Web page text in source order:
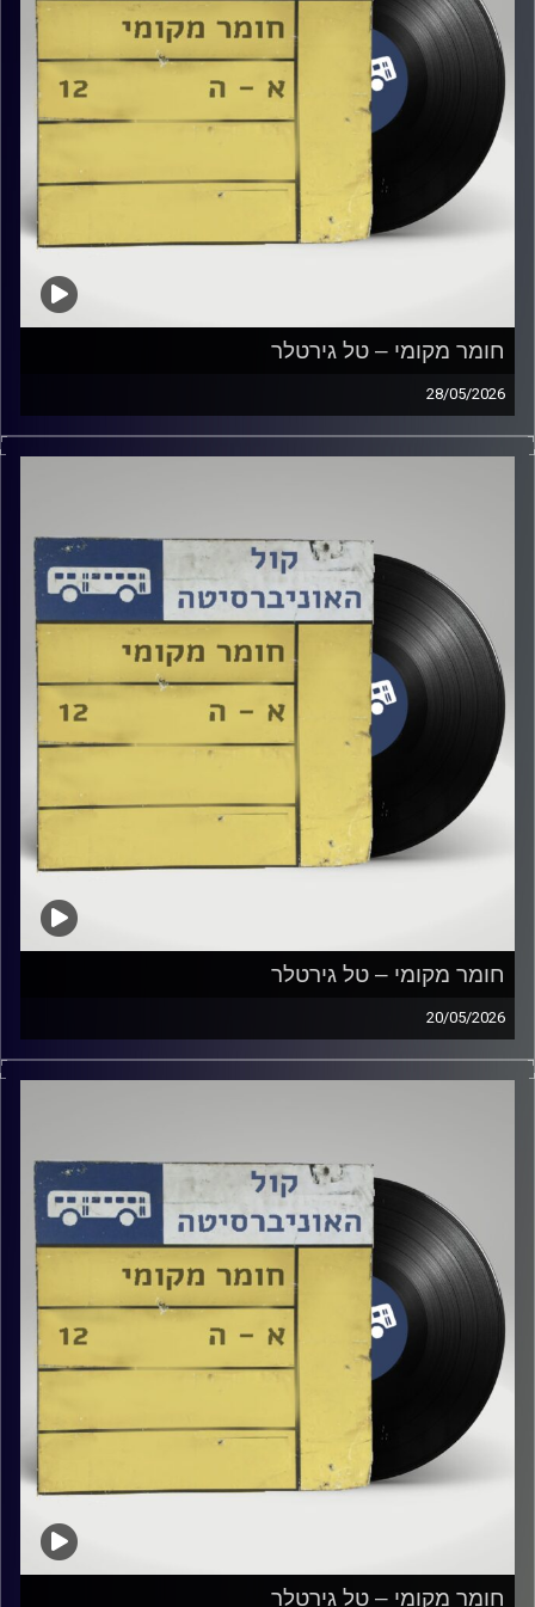
חומר מקומי – טל גירטלר
28/05/2026
שעה של מוזיקה ישראלית עם טל גירטלר
חומר מקומי – טל גירטלר
20/05/2026
שעה של מוזיקה ישראלית עם טל גירטלר
חומר מקומי – טל גירטלר